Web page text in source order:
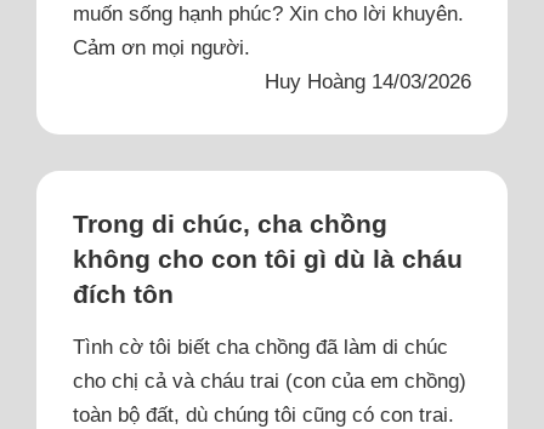
muốn sống hạnh phúc? Xin cho lời khuyên.
Cảm ơn mọi người.
Huy Hoàng 14/03/2026
Trong di chúc, cha chồng
không cho con tôi gì dù là cháu
đích tôn
Tình cờ tôi biết cha chồng đã làm di chúc
cho chị cả và cháu trai (con của em chồng)
toàn bộ đất, dù chúng tôi cũng có con trai.